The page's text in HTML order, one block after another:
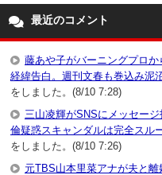
最近のコメント
藤あや子がバーニングプロ
経緯告白。週刊文春も巻込み泥
をしました。(8/10 7:28)
三山凌輝がSNSにメッセー
倫疑惑スキャンダルは完全スル
をしました。(8/10 7:26)
元TBS山本里菜アナが夫と